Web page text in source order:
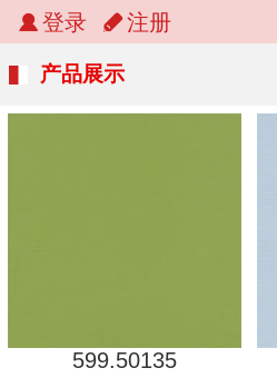
登录 注册
产品展示
599.50135